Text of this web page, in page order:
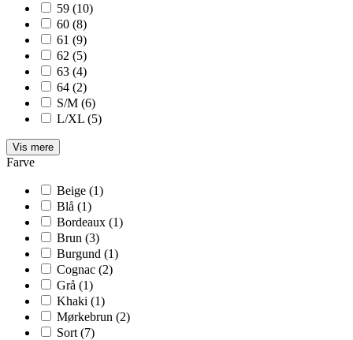
59 (10)
60 (8)
61 (9)
62 (5)
63 (4)
64 (2)
S/M (6)
L/XL (5)
Vis mere
Farve
Beige (1)
Blå (1)
Bordeaux (1)
Brun (3)
Burgund (1)
Cognac (2)
Grå (1)
Khaki (1)
Mørkebrun (2)
Sort (7)